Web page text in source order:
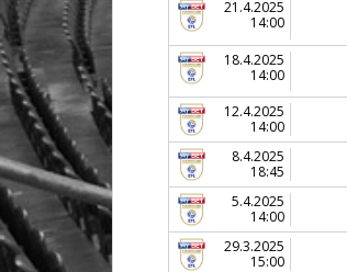
21.4.2025
14:00
18.4.2025
14:00
12.4.2025
14:00
8.4.2025
18:45
5.4.2025
14:00
29.3.2025
15:00